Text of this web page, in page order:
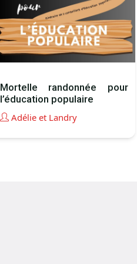
Mortelle randonnée pour
l’éducation populaire
Adélie et Landry